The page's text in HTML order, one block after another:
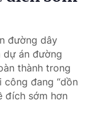
đường dây
dự án đường
thành trong
công đang “dồn
đích sớm hơn